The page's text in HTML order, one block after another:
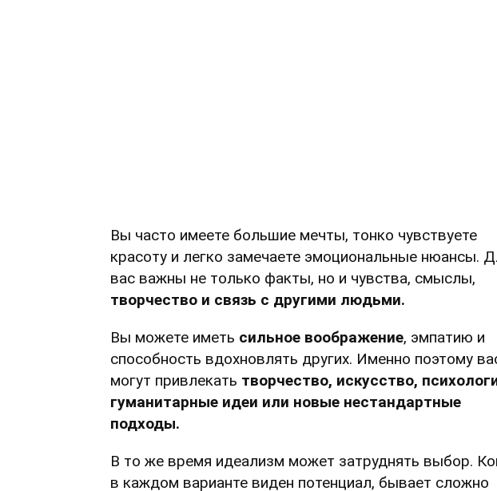
Вы часто имеете большие мечты, тонко чувствуете
красоту и легко замечаете эмоциональные нюансы.
вас важны не только факты, но и чувства, смыслы,
творчество и связь с другими людьми.
Вы можете иметь сильное воображение, эмпатию и
способность вдохновлять других. Именно поэтому
могут привлекать творчество, искусство,
гуманитарные идеи или новые нестандартные
подходы.
В то же время идеализм может затруднять выбор.
в каждом варианте виден потенциал, бывает сложно